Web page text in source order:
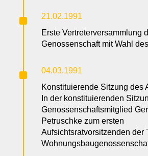
^
21.02.1991
Erste Vertreterversammlung
Genossenschaft mit Wahl
^
04.03.1991
Konstituierende Sitzung des
In der konstituierenden
Genossenschaftsmitglied
Petruschke zum ersten
Aufsichtsratvorsitzenden der